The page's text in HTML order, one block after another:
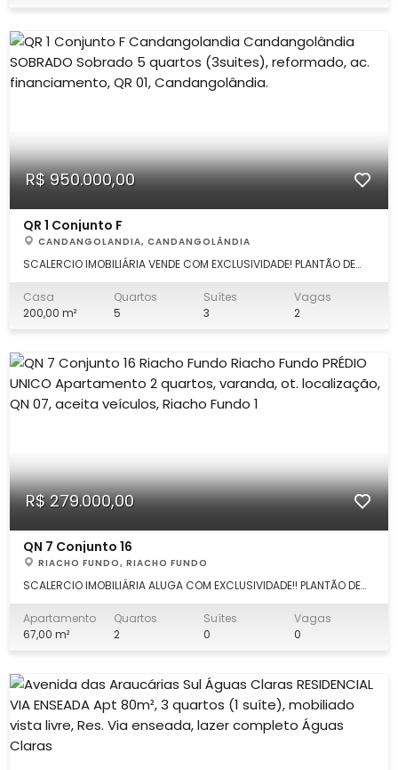
R$ 950.000,00
QR 1 Conjunto F
CANDANGOLANDIA, CANDANGOLÂNDIA
SCALERCIO IMOBILIÁRIA VENDE COM EXCLUSIVIDADE! PLANTÃO DE
3553.0000 Sobrado 200m², lote 120M² com as seguintes
características: Térreo: 2 quartos (1 suíte), ampla sala, copa,
Casa
200,00 m²
Quartos
5
Suítes
3
Vagas
2
R$ 279.000,00
QN 7 Conjunto 16
RIACHO FUNDO, RIACHO FUNDO
SCALERCIO IMOBILIÁRIA ALUGA COM EXCLUSIVIDADE!! PLANTÃO DE
3553.0000. DESCRIÇÃO: 2 quartos, sala com varanda, cozinha ,
banheiro social. LOCALIZAÇÃO: Excelente localização, próximo
Apartamento
67,00 m²
Quartos
2
Suítes
0
Vagas
0